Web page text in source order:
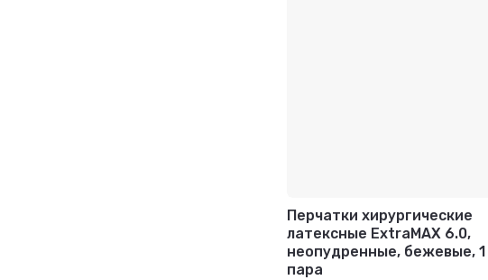
Перчатки хирургические
латексные ExtraMAX 6.0,
неопудренные, бежевые, 1
пара